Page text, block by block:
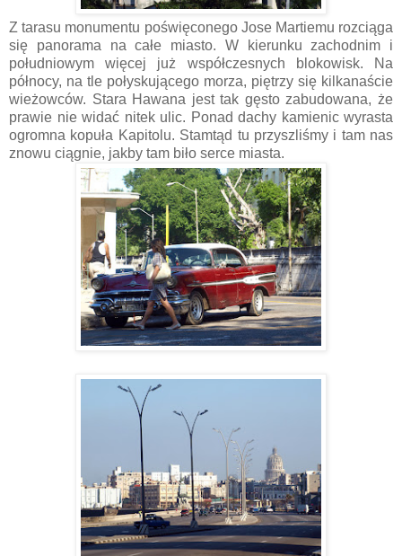
Z tarasu monumentu poświęconego Jose Martiemu rozciąga
się panorama na całe miasto. W kierunku zachodnim i
południowym więcej już współczesnych blokowisk. Na
północy, na tle połyskującego morza, piętrzy się kilkanaście
wieżowców. Stara Hawana jest tak gęsto zabudowana, że
prawie nie widać nitek ulic. Ponad dachy kamienic wyrasta
ogromna kopuła Kapitolu. Stamtąd tu przyszliśmy i tam nas
znowu ciągnie, jakby tam biło serce miasta.